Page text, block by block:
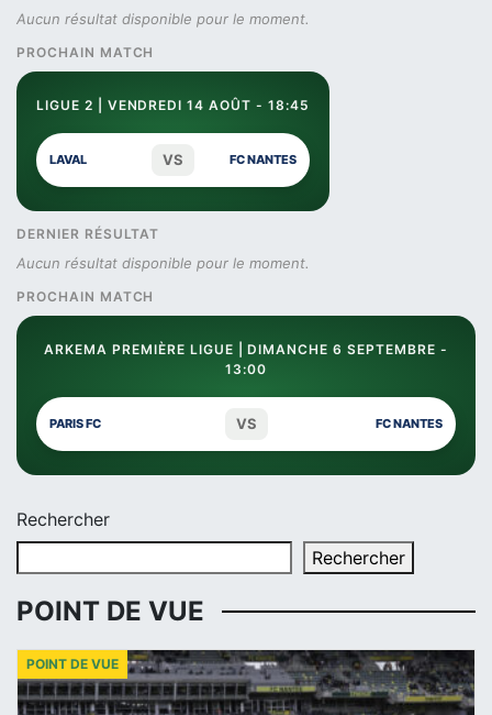
Aucun résultat disponible pour le moment.
PROCHAIN MATCH
LIGUE 2 | VENDREDI 14 AOÛT - 18:45
LAVAL VS FC NANTES
DERNIER RÉSULTAT
Aucun résultat disponible pour le moment.
PROCHAIN MATCH
ARKEMA PREMIÈRE LIGUE | DIMANCHE 6 SEPTEMBRE -
13:00
PARIS FC VS FC NANTES
Rechercher
Rechercher
POINT DE VUE
POINT DE VUE